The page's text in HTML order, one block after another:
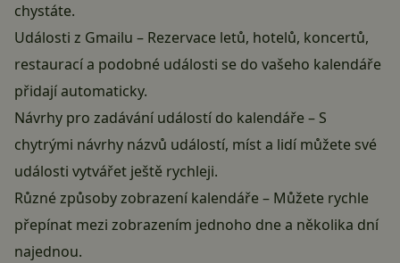
chystáte.
Události z Gmailu – Rezervace letů, hotelů, koncertů,
restaurací a podobné události se do vašeho kalendáře
přidají automaticky.
Návrhy pro zadávání událostí do kalendáře – S
chytrými návrhy názvů událostí, míst a lidí můžete své
události vytvářet ještě rychleji.
Různé způsoby zobrazení kalendáře – Můžete rychle
přepínat mezi zobrazením jednoho dne a několika dní
najednou.